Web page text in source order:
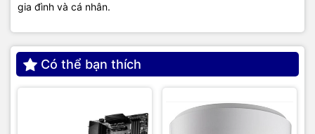
gia đình và cá nhân.
Có thể bạn thích